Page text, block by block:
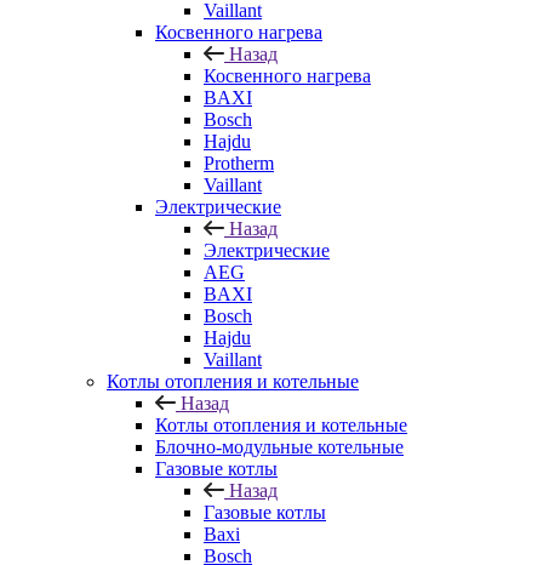
Vaillant
Косвенного нагрева
Назад
Косвенного нагрева
BAXI
Bosch
Hajdu
Protherm
Vaillant
Электрические
Назад
Электрические
AEG
BAXI
Bosch
Hajdu
Vaillant
Котлы отопления и котельные
Назад
Котлы отопления и котельные
Блочно-модульные котельные
Газовые котлы
Назад
Газовые котлы
Baxi
Bosch